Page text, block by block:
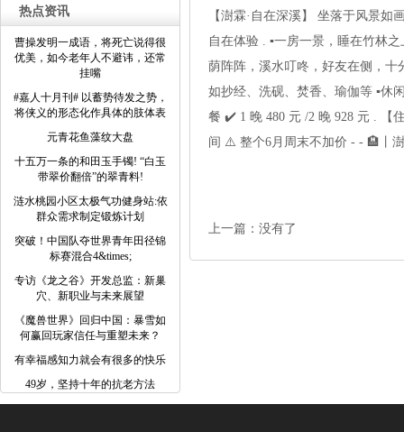
热点资讯
曹操发明一成语，将死亡说得很
优美，如今老年人不避讳，还常
挂嘴
#嘉人十月刊# 以蓄势待发之势，
将侠义的形态化作具体的肢体表
元青花鱼藻纹大盘
十五万一条的和田玉手镯! “白玉
带翠价翻倍”的翠青料!
涟水桃园小区太极气功健身站:依
群众需求制定锻炼计划
突破！中国队夺世界青年田径锦
标赛混合4&times;
专访《龙之谷》开发总监：新巢
穴、新职业与未来展望
《魔兽世界》回归中国：暴雪如
何赢回玩家信任与重塑未来？
有幸福感知力就会有很多的快乐
49岁，坚持十年的抗老方法
【澍霖·自在深溪】 坐落于风景
自在体验 . ▪️一房一景，睡在竹林
荫阵阵，溪水叮咚，好友在侧，十
如抄经、洗砚、焚香、瑜伽等 ▪️休
餐 ✔️ 1 晚 480 元 /2 晚 928 元 . 【
间 ⚠️ 整个6月周末不加价 - - 🏨丨
上一篇：没有了